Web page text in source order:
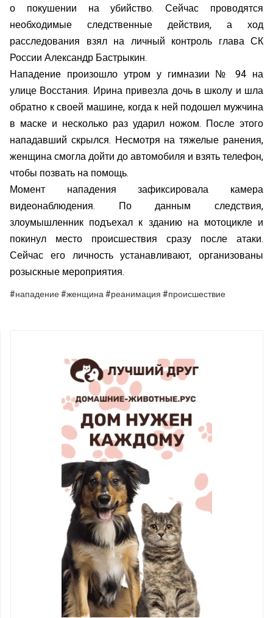
о покушении на убийство. Сейчас проводятся
необходимые следственные действия, а ход
расследования взял на личный контроль глава СК
России Александр Бастрыкин.
Нападение произошло утром у гимназии № 94 на
улице Восстания. Ирина привезла дочь в школу и шла
обратно к своей машине, когда к ней подошел мужчина
в маске и несколько раз ударил ножом. После этого
нападавший скрылся. Несмотря на тяжелые ранения,
женщина смогла дойти до автомобиля и взять телефон,
чтобы позвать на помощь.
Момент нападения зафиксировала камера
видеонаблюдения. По данным следствия,
злоумышленник подъехал к зданию на мотоцикле и
покинул место происшествия сразу после атаки.
Сейчас его личность устанавливают, организованы
розыскные мероприятия.
#нападение #женщина #реанимация #происшествие